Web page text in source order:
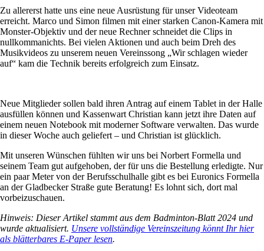
Zu allererst hatte uns eine neue Ausrüstung für unser Videoteam
erreicht. Marco und Simon filmen mit einer starken Canon-Kamera mit
Monster-Objektiv und der neue Rechner schneidet die Clips in
nullkommanichts. Bei vielen Aktionen und auch beim Dreh des
Musikvideos zu unserem neuen Vereinssong „Wir schlagen wieder
auf“ kam die Technik bereits erfolgreich zum Einsatz.
Neue Mitglieder sollen bald ihren Antrag auf einem Tablet in der Halle
ausfüllen können und Kassenwart Christian kann jetzt ihre Daten auf
einem neuen Notebook mit moderner Software verwalten. Das wurde
in dieser Woche auch geliefert – und Christian ist glücklich.
Mit unseren Wünschen fühlten wir uns bei Norbert Formella und
seinem Team gut aufgehoben, der für uns die Bestellung erledigte. Nur
ein paar Meter von der Berufsschulhalle gibt es bei Euronics Formella
an der Gladbecker Straße gute Beratung! Es lohnt sich, dort mal
vorbeizuschauen.
Hinweis: Dieser Artikel stammt aus dem Badminton-Blatt 2024 und
wurde aktualisiert. Unsere vollständige Vereinszeitung könnt Ihr hier
als blätterbares E-Paper lesen.